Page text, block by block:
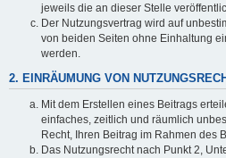
jeweils die an dieser Stelle
Der Nutzungsvertrag wird auf
von beiden Seiten ohne Einhaltung
werden.
2. EINRÄUMUNG VON
Mit dem Erstellen eines Beitrags
einfaches, zeitlich und räumlich
Recht, Ihren Beitrag im Rahmen des
Das Nutzungsrecht nach Punkt 2,